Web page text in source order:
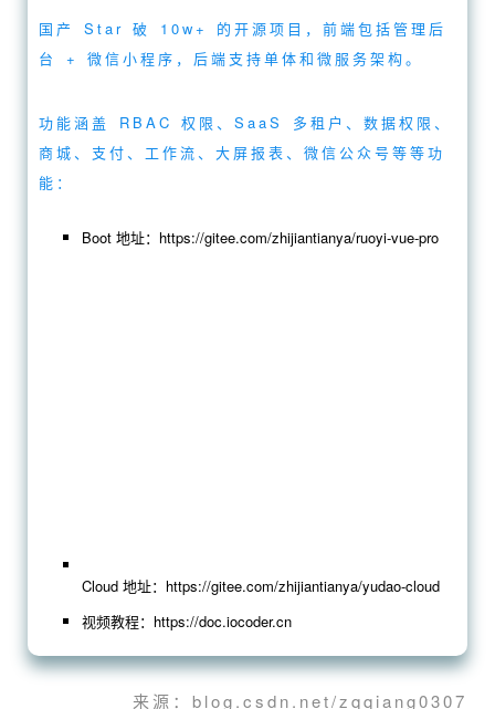
国产 Star 破 10w+ 的开源项目，前端包括管理后
台 + 微信小程序，后端支持单体和微服务架构。
功能涵盖 RBAC 权限、SaaS 多租户、数据权限、
商城、支付、工作流、大屏报表、微信公众号等等功
能：
Boot 地址：https://gitee.com/zhijiantianya/ruoyi-vue-pro
Cloud 地址：https://gitee.com/zhijiantianya/yudao-cloud
视频教程：https://doc.iocoder.cn
来源：blog.csdn.net/zqqiang0307